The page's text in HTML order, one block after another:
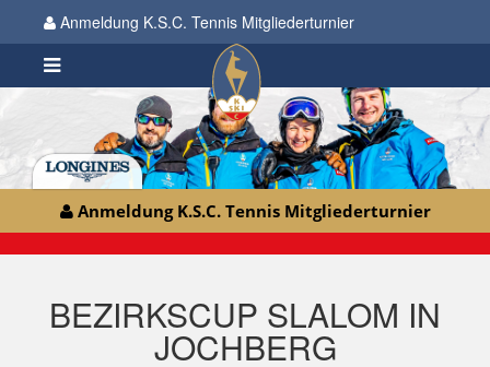
Anmeldung K.S.C. Tennis Mitgliederturnier
Anmeldung K.S.C. Tennis Mitgliederturnier
BEZIRKSCUP SLALOM IN
JOCHBERG